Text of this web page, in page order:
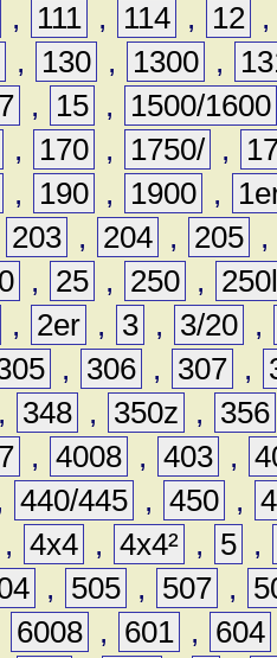
, 111 , 114 , 12
, 130 , 1300 ,
, 15 ,
1500/1600
, 170 , 1750/ ,
, 190 , 1900 ,
203 , 204 , 205 ,
, 25 , 250 ,
, 2er , 3 , 3/20 ,
, 306 , 307 ,
, 348 , 350z ,
356
, 4008 , 403 ,
440/445 , 450 ,
, 4x4 , 4x4² , 5 ,
, 505 , 507 ,
6008 , 601 , 604